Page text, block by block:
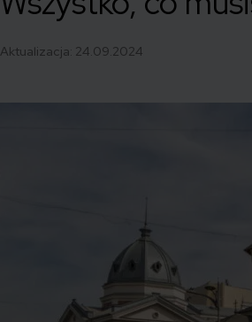
Aktualizacja: 24.09.2024